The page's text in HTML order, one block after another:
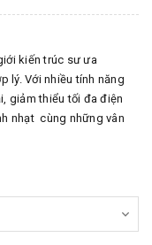
kiến trúc sư ưa
lý. Với nhiều tính năng
giảm thiểu tối đa điện
nhạt cùng những vân